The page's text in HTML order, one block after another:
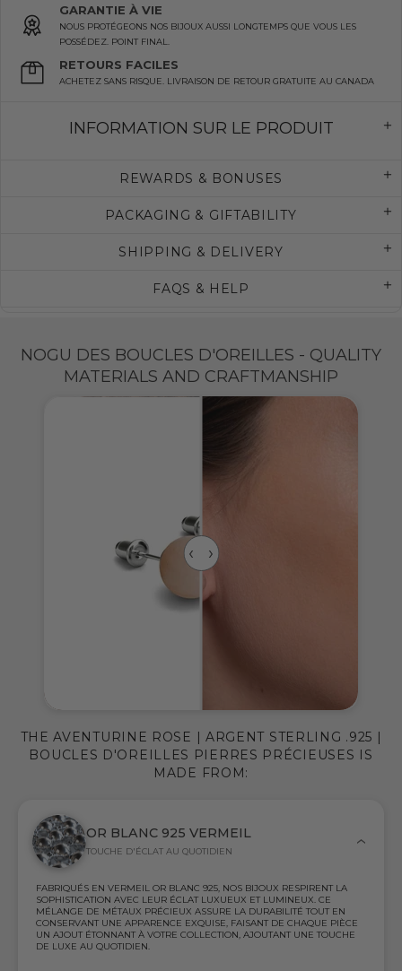
GARANTIE À VIE
NOUS PROTÉGEONS NOS BIJOUX AUSSI LONGTEMPS QUE VOUS LES
POSSÉDEZ. POINT FINAL.
RETOURS FACILES
ACHETEZ SANS RISQUE. LIVRAISON DE RETOUR GRATUITE AU CANADA
INFORMATION SUR LE PRODUIT
REWARDS & BONUSES
PACKAGING & GIFTABILITY
SHIPPING & DELIVERY
FAQS & HELP
NOGU DES BOUCLES D'OREILLES - QUALITY
MATERIALS AND CRAFTMANSHIP
OR BLANC 925 VERMEIL
TOUCHE D'ÉCLAT AU QUOTIDIEN
FABRIQUÉS EN VERMEIL OR BLANC 925, NOS BIJOUX RESPIRENT LA
SOPHISTICATION AVEC LEUR ÉCLAT LUXUEUX ET LUMINEUX. CE
MÉLANGE DE MÉTAUX PRÉCIEUX ASSURE LA DURABILITÉ TOUT EN
CONSERVANT UNE APPARENCE EXQUISE, FAISANT DE CHAQUE PIÈCE
UN AJOUT ÉTONNANT À VOTRE COLLECTION, AJOUTANT UNE TOUCHE
DE LUXE AU QUOTIDIEN.
THE AVENTURINE ROSE | ARGENT STERLING .925 |
BOUCLES D'OREILLES PIERRES PRÉCIEUSES IS
MADE FROM: